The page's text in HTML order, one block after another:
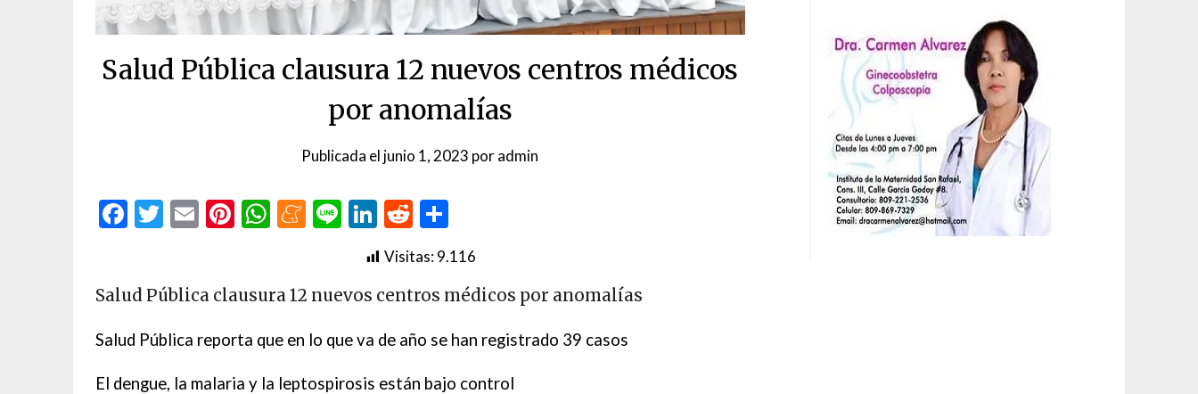
Salud Pública clausura 12 nuevos centros médicos
por anomalías
Publicada el junio 1, 2023 poradmin
Facebook
Twitter
EmailPinterest
WhatsApp
Meneame
LineLinkedIn
Reddit
Visitas:9.116
Salud Pública clausura 12 nuevos centros médicos por anomalías
Salud Pública reporta que en lo que va de año se han registrado 39 casos
El dengue, la malaria y la leptospirosis están bajo control